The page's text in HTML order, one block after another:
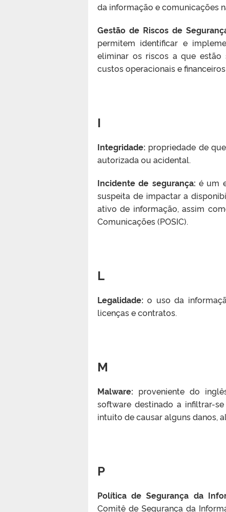
da informação e comunicações
Gestão de Riscos de
permitem identificar e
eliminar os riscos a que
custos operacionais e
I
Integridade: propriedade de
autorizada ou acidental.
Incidente de segurança: é um
suspeita de impactar a
ativo de informação, assim
Comunicações (POSIC).
L
Legalidade: o uso da
licenças e contratos.
M
Malware: proveniente do
software destinado a infiltrar-
intuito de causar alguns danos,
P
Política de Segurança da
Comitê de Segurança da